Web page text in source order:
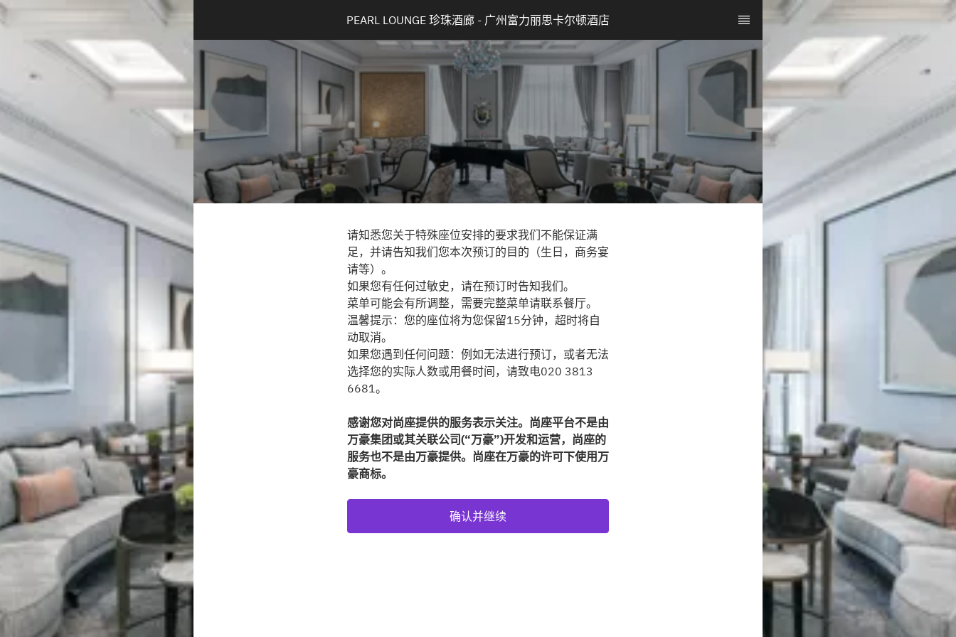
PEARL LOUNGE 珍珠酒廊 - 广州富力丽思卡尔顿酒店
请知悉您关于特殊座位安排的要求我们不能保证满
足，并请告知我们您本次预订的目的（生日，商务宴
请等）。
如果您有任何过敏史，请在预订时告知我们。
菜单可能会有所调整，需要完整菜单请联系餐厅。
温馨提示：您的座位将为您保留15分钟，超时将自
动取消。
如果您遇到任何问题：例如无法进行预订，或者无法
选择您的实际人数或用餐时间，请致电020 3813
6681。
感谢您对尚座提供的服务表示关注。尚座平台不是由
万豪集团或其关联公司(“万豪”)开发和运营，尚座的
服务也不是由万豪提供。尚座在万豪的许可下使用万
豪商标。
确认并继续